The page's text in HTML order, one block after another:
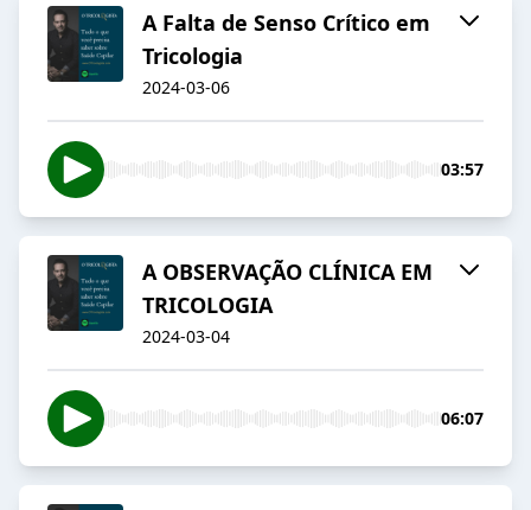
A Falta de Senso Crítico em
Tricologia
2024-03-06
03:57
A OBSERVAÇÃO CLÍNICA EM
TRICOLOGIA
2024-03-04
06:07